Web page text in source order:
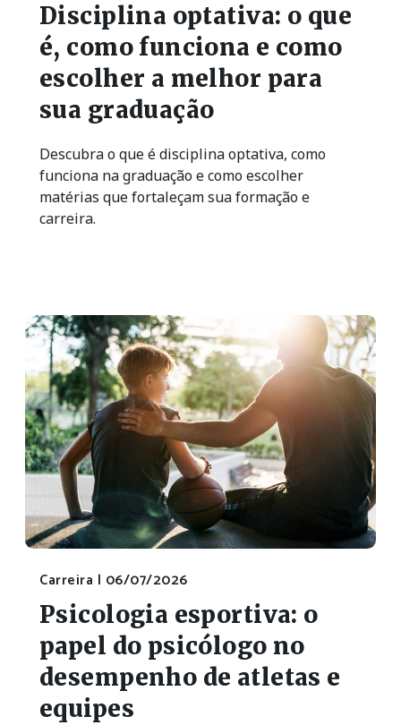
Disciplina optativa: o que
é, como funciona e como
escolher a melhor para
sua graduação
Descubra o que é disciplina optativa, como
funciona na graduação e como escolher
matérias que fortaleçam sua formação e
carreira.
Carreira | 06/07/2026
Psicologia esportiva: o
papel do psicólogo no
desempenho de atletas e
equipes